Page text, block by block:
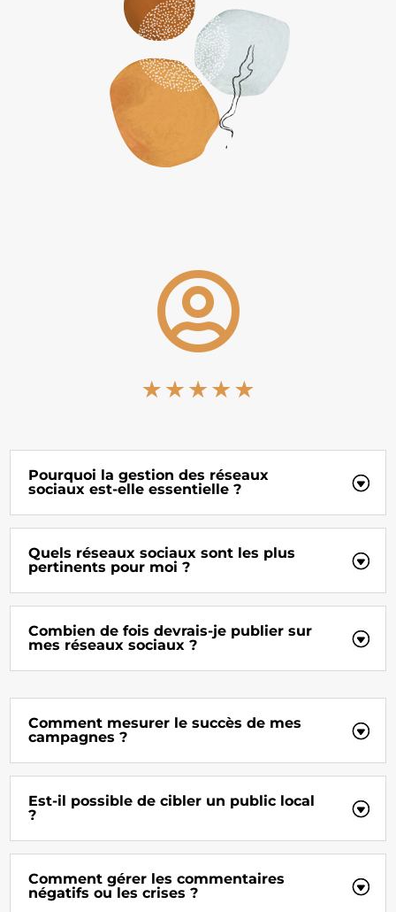

Pourquoi la gestion des réseaux
sociaux est-elle essentielle ?
Quels réseaux sociaux sont les plus
pertinents pour moi ?
Combien de fois devrais-je publier sur
mes réseaux sociaux ?
Comment mesurer le succès de mes
campagnes ?
Est-il possible de cibler un public local
?
Comment gérer les commentaires
négatifs ou les crises ?